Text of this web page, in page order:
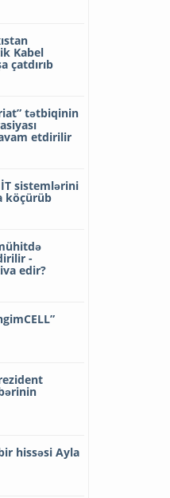
Kabel
çatdırıb
tətbiqinin
etdirilir
sistemlərini
köçürüb
-
edir?
hissəsi Ayla